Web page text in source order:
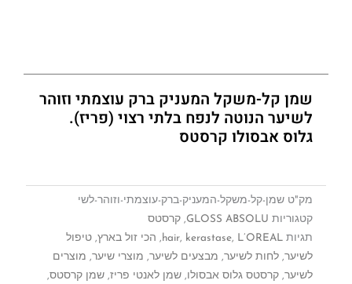
שמן קל-משקל המעניק ברק עוצמתי וזוהר
לשיער הנוטה לנפח בלתי רצוי (פריז).
גלוס אבסולו קרסטס
מק"ט שמן-קל-משקל-המעניק-ברק-עוצמתי-וזוהר-לשי
קטגוריות GLOSS ABSOLU
, קרסטס
תגיות
hair, kerastase, L’OREAL
, הכי זול בארץ, טיפול
לשיער, לחות לשיער, מבצעים לשיער, מוצרי שיער, מוצרים
לשיער, קרסטס גלוס אבסולו, שמן לאנטי פריז, שמן קרסטס,